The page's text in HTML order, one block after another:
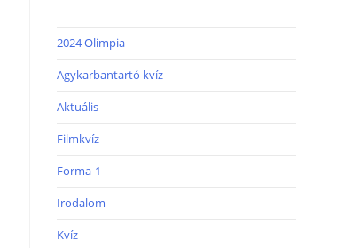
2024 Olimpia
Agykarbantartó kvíz
Aktuális
Filmkvíz
Forma-1
Irodalom
Kvíz